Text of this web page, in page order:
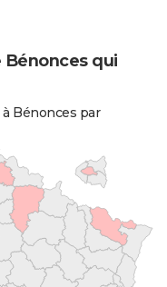
Bénonces qui
Bénonces par